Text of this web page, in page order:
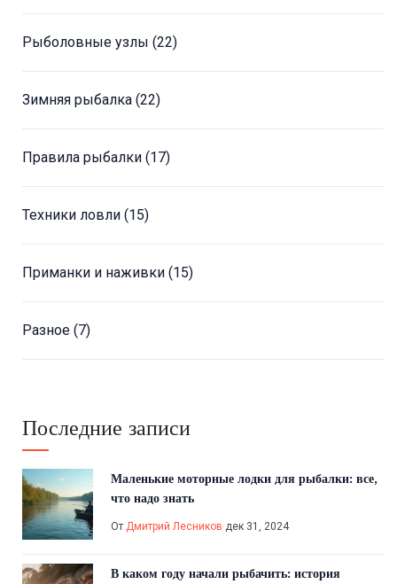
Рыболовные узлы (22)
Зимняя рыбалка (22)
Правила рыбалки (17)
Техники ловли (15)
Приманки и наживки (15)
Разное (7)
Последние записи
Маленькие моторные лодки для рыбалки: все,
что надо знать
От Дмитрий Лесников дек 31, 2024
В каком году начали рыбачить: история